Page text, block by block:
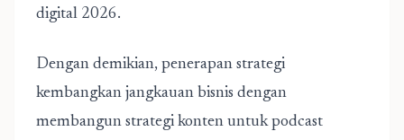
digital 2026.
Dengan demikian, penerapan strategi
kembangkan jangkauan bisnis dengan
membangun strategi konten untuk podcast